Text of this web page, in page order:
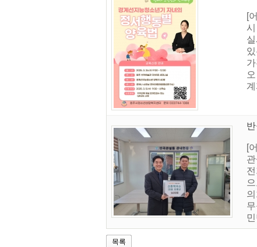
[
[
목록